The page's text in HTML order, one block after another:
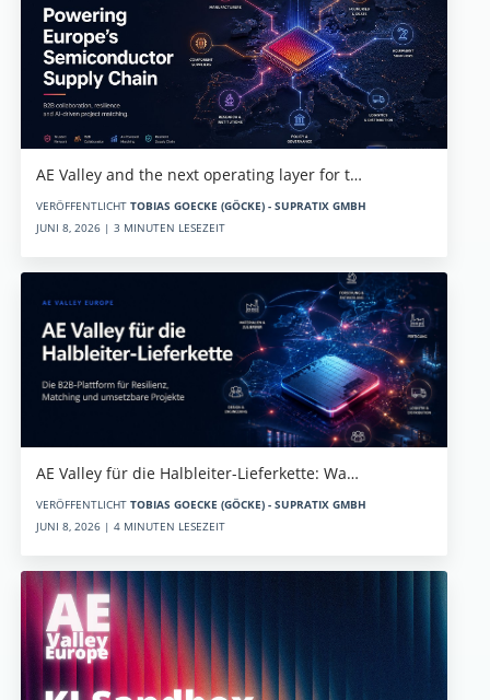
AE Valley and the next operating layer for t…
VERÖFFENTLICHT TOBIAS GOECKE (GÖCKE) - SUPRATIX GMBH
JUNI 8, 2026 | 3 MINUTEN LESEZEIT
AE Valley für die Halbleiter-Lieferkette: Wa…
VERÖFFENTLICHT TOBIAS GOECKE (GÖCKE) - SUPRATIX GMBH
JUNI 8, 2026 | 4 MINUTEN LESEZEIT